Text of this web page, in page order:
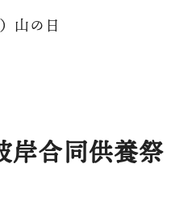
山の日
岸合同供養祭